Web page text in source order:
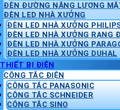
ĐÈN ĐƯỜNG NĂNG LƯỢNG
ĐÈN LED NHÀ XƯỞNG
ĐÈN LED NHÀ XƯỞNG
ĐÈN LED NHÀ XƯỞNG RẠNG
ĐÈN LED NHÀ XƯỞNG
ĐÈN LED NHÀ XƯỞNG DUHAL
THIẾT BỊ ĐIỆN
CÔNG TẮC ĐIỆN
CÔNG TẮC PANASONIC
CÔNG TẮC SCHNEIDER
CÔNG TẮC SINO